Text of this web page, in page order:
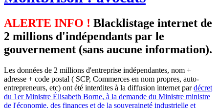
ALERTE INFO ! Blacklistage internet de
2 millions d'indépendants par le
gouvernement (sans aucune information).
Les données de 2 millions d'entreprise indépendantes, nom +
adresse + code postal ( SCP, Commerces en nom propres, auto-
entrepreneurs, etc) ont été interdites à la diffusion internet pardécret
du 1er Ministre Élisabeth Borne, à la demande du Ministre ministre
de l'économie, des finances et de la souveraineté industrielle et